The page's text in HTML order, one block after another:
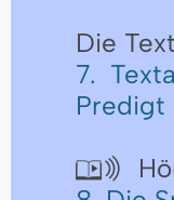
Die
7.
Predigt
